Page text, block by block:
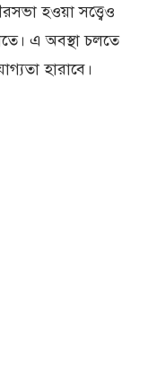
হওয়া সত্ত্বেও
এ অবস্থা চলতে
হারাবে।